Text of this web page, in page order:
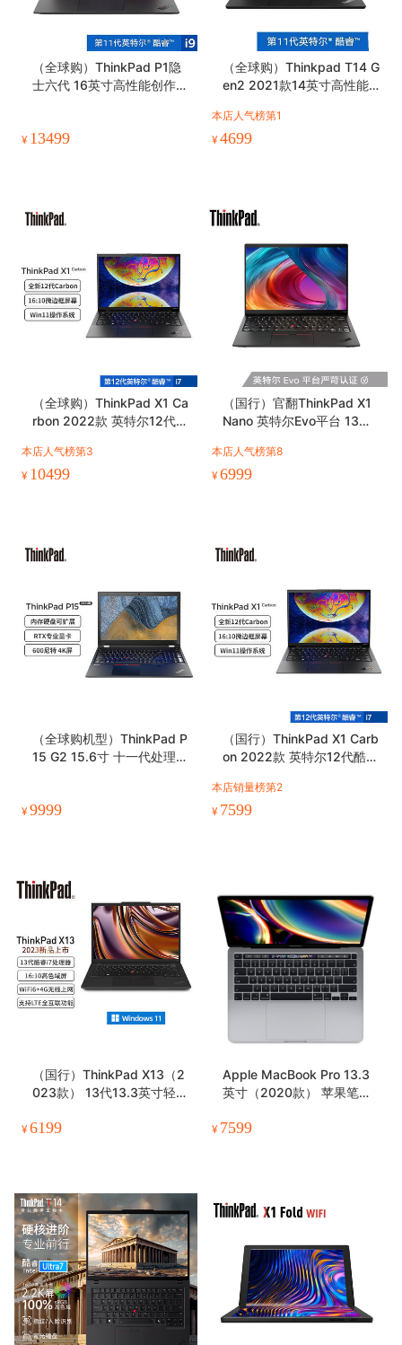
（全球购）ThinkPad P1隐
士六代 16英寸高性能创作笔
¥ 13499
（全球购）Thinkpad T14 G
en2 2021款14英寸高性能
本店人气榜第1
¥4699
（全球购）ThinkPad X1 Ca
rbon 2022款 英特尔12代酷
本店人气榜第3
¥ 10499
（国行）官翻ThinkPad X1
Nano 英特尔Evo平台 13英
本店人气榜第8
¥6999
（全球购机型）ThinkPad P
15 G2 15.6寸 十一代处理器
¥9999
（国行）ThinkPad X1 Carb
on 2022款 英特尔12代酷睿
本店销量榜第2
¥ 7599
（国行）ThinkPad X13（2
023款） 13代13.3英寸轻薄
¥6199
Apple MacBook Pro 13.3
英寸（2020款） 苹果笔记
支持Mac系统 深空灰 【202
¥ 7599